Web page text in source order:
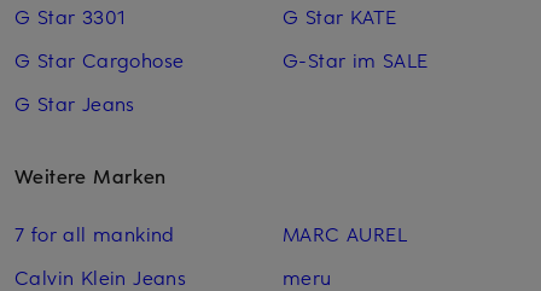
G Star 3301
G Star Cargohose
G Star Jeans
G Star KATE
G-Star im SALE
Weitere Marken
7 for all mankind
Calvin Klein Jeans
MARC AUREL
meru